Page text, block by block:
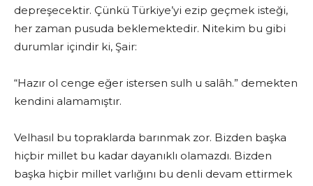
depreşecektir. Çünkü Türkiye’yi ezip geçmek isteği,
her zaman pusuda beklemektedir. Nitekim bu gibi
durumlar içindir ki, Şair:
“Hazır ol cenge eğer istersen sulh u salâh.” demekten
kendini alamamıştır.
Velhasıl bu topraklarda barınmak zor. Bizden başka
hiçbir millet bu kadar dayanıklı olamazdı. Bizden
başka hiçbir millet varlığını bu denli devam ettirmek